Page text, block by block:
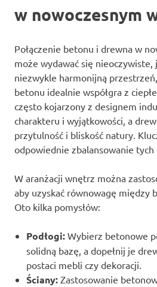
w nowoczesnym
Połączenie betonu i drewna w
może wydawać się
niezwykle harmonijną
betonu idealnie współgra z
często kojarzony z designem
charakteru i wyjątkowości, a
przytulność i bliskość natury.
odpowiednie zbalansowanie tych
W aranżacji wnętrz można
aby uzyskać równowagę między
Oto kilka pomysłów:
Podłogi: Wybierz betonowe
solidną bazę, a dopełnij je
postaci mebli czy dekoracji.
Ściany: Zastosowanie